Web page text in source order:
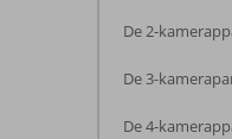
De 2-
De 3-
De 4-